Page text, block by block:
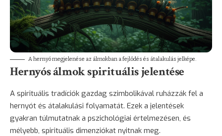
A hernyó megjelenése az álmokban a fejlődés és átalakulás jelképe.
Hernyós álmok spirituális jelentése
A spirituális tradíciók gazdag szimbolikával ruházzák fel a
hernyót és átalakulási folyamatát. Ezek a jelentések
gyakran túlmutatnak a pszichológiai értelmezésen, és
mélyebb, spirituális dimenziókat nyitnak meg.